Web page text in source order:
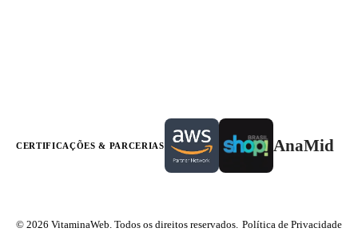
CERTIFICAÇÕES & PARCERIAS AnaMid
© 2026 VitaminaWeb. Todos os direitos reservados. Política de Privacidade